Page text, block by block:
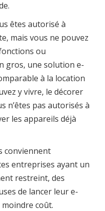
êtes autorisé à
mais vous ne pouvez
ou
gros, une solution e-
à la location
y vivre, le décorer
n’êtes pas autorisés à
les appareils déjà
conviennent
entreprises ayant un
restreint, des
de lancer leur e-
coût.